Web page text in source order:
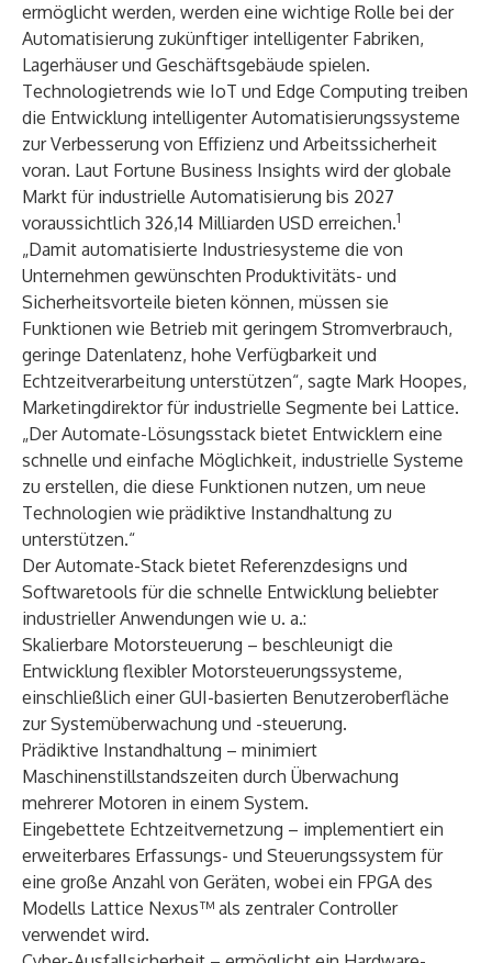
ermöglicht werden, werden eine wichtige Rolle bei der
Automatisierung zukünftiger intelligenter Fabriken,
Lagerhäuser und Geschäftsgebäude spielen.
Technologietrends wie IoT und Edge Computing treiben
die Entwicklung intelligenter Automatisierungssysteme
zur Verbesserung von Effizienz und Arbeitssicherheit
voran. Laut Fortune Business Insights wird der globale
Markt für industrielle Automatisierung bis 2027
voraussichtlich 326,14 Milliarden USD erreichen.1
„Damit automatisierte Industriesysteme die von
Unternehmen gewünschten Produktivitäts- und
Sicherheitsvorteile bieten können, müssen sie
Funktionen wie Betrieb mit geringem Stromverbrauch,
geringe Datenlatenz, hohe Verfügbarkeit und
Echtzeitverarbeitung unterstützen“, sagte Mark Hoopes,
Marketingdirektor für industrielle Segmente bei Lattice.
„Der Automate-Lösungsstack bietet Entwicklern eine
schnelle und einfache Möglichkeit, industrielle Systeme
zu erstellen, die diese Funktionen nutzen, um neue
Technologien wie prädiktive Instandhaltung zu
unterstützen.“
Der Automate-Stack bietet Referenzdesigns und
Softwaretools für die schnelle Entwicklung beliebter
industrieller Anwendungen wie u. a.:
Skalierbare Motorsteuerung – beschleunigt die
Entwicklung flexibler Motorsteuerungssysteme,
einschließlich einer GUI-basierten Benutzeroberfläche
zur Systemüberwachung und -steuerung.
Prädiktive Instandhaltung – minimiert
Maschinenstillstandszeiten durch Überwachung
mehrerer Motoren in einem System.
Eingebettete Echtzeitvernetzung – implementiert ein
erweiterbares Erfassungs- und Steuerungssystem für
eine große Anzahl von Geräten, wobei ein FPGA des
Modells Lattice Nexus™ als zentraler Controller
verwendet wird.